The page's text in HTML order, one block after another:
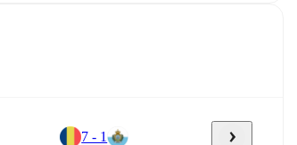
7 - 1